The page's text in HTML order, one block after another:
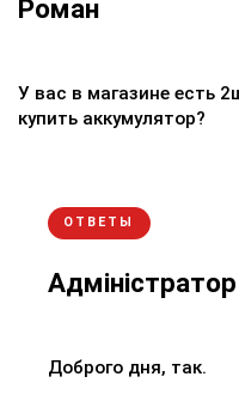
Роман
У вас в магазине есть
купить аккумулятор?
ОТВЕТЫ
Адміністратор
Доброго дня, так.